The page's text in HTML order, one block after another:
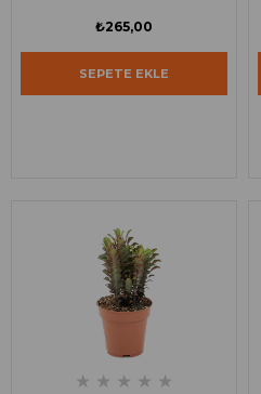
₺265,00
SEPETE EKLE
★ ★ ★ ★ ★